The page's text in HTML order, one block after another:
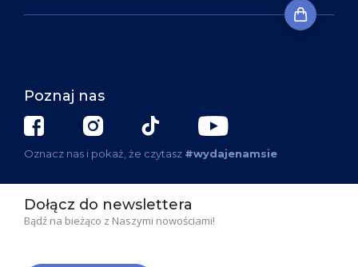
Poznaj nas
Oznacz nas i pokaż, że czytasz #wydajenamsie
Dołącz do newslettera
Bądź na bieżąco z Naszymi nowościami!